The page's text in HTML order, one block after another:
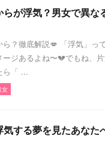
が浮気？男女で異な
ら？徹底解説💋 「浮気」っ
ジあるよね〜💔でもね、
ら「 ...
女
気する夢を見たあなた